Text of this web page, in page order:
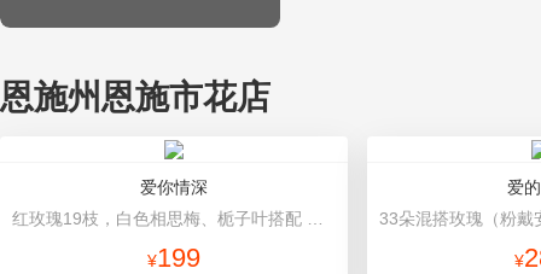
恩施州恩施市花店
爱你情深
¥199
爱
¥